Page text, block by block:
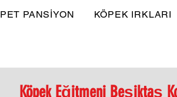
PET PANSİYON KÖPEK IRKLARI
Köpek Eğitmeni Beşiktaş